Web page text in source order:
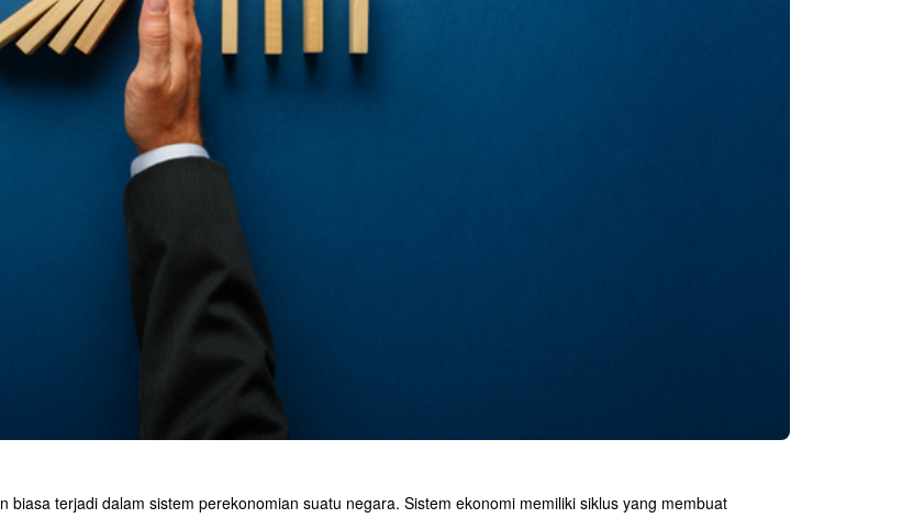
terjadi dalam sistem perekonomian suatu negara. Sistem ekonomi memiliki siklus yang membuat